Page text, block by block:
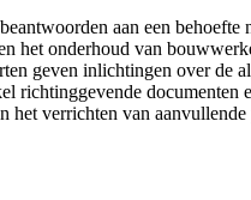
aan een
onderhoud van
geven inlichtingen over de
richtinggevende
het verrichten van